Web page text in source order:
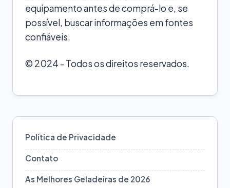
equipamento antes de comprá-lo e, se
possível, buscar informações em fontes
confiáveis.
© 2024 - Todos os direitos reservados.
Política de Privacidade
Contato
As Melhores Geladeiras de 2026